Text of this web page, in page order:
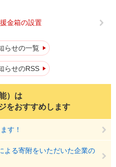
金箱の設置
らせの一覧
らせのRSS
）は
をおすすめします
す！
よる寄附をいただいた企業の